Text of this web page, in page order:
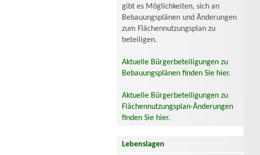
gibt es Möglichkeiten, sich an
Bebauungsplänen und Änderungen
zum Flächennutzungsplan zu
beteiligen.
Aktuelle Bürgerbeteiligungen zu
Bebauungsplänen finden Sie hier.
Aktuelle Bürgerbeteiligungen zu
Flächennutzungsplan-Änderungen
finden Sie hier.
Lebenslagen